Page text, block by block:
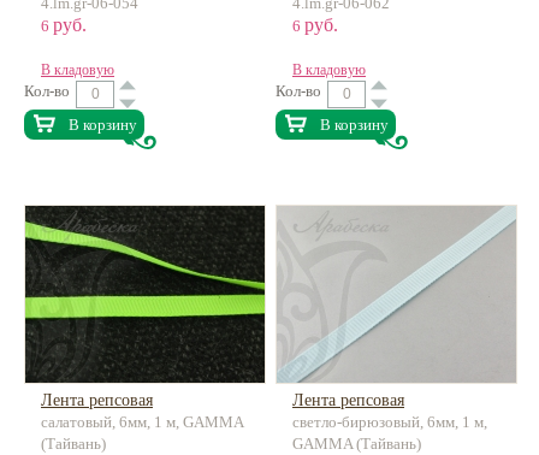
6 руб.
В кладовую
Кол-во
В корзину
6 руб.
В кладовую
Кол-во
В корзину
Лента репсовая
салатовый, 6мм, 1 м, GAMMA
(Тайвань)
Лента репсовая
светло-бирюзовый, 6мм, 1 м,
GAMMA (Тайвань)